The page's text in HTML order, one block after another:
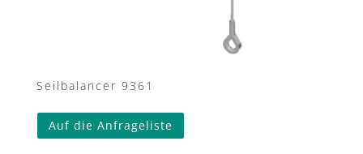
Seilbalancer 9361
Auf die Anfrageliste